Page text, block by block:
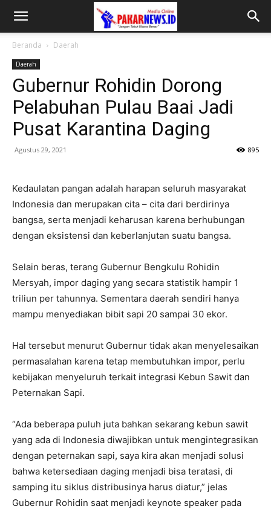
Beranda Daerah
Daerah
Gubernur Rohidin Dorong
Pelabuhan Pulau Baai Jadi
Pusat Karantina Daging
Agustus 29, 2021 895
Kedaulatan pangan adalah harapan seluruh masyarakat
Indonesia dan merupakan cita – cita dari berdirinya
bangsa, serta menjadi keharusan karena berhubungan
dengan eksistensi dan keberlanjutan suatu bangsa.
Selain beras, terang Gubernur Bengkulu Rohidin
Mersyah, impor daging yang secara statistik hampir 1
triliun per tahunnya. Sementara daerah sendiri hanya
mampu menyediakan bibit sapi 20 sampai 30 ekor.
Hal tersebut menurut Gubernur tidak akan menyelesaikan
permasalahan karena tetap membutuhkan impor, perlu
kebijakan menyeluruh terkait integrasi Kebun Sawit dan
Peternakan Sapi.
“Ada beberapa puluh juta bahkan sekarang kebun sawit
yang ada di Indonesia diwajibkan untuk mengintegrasikan
dengan peternakan sapi, saya kira akan menjadi solusi
bahwa ketersediaan daging menjadi bisa teratasi, di
samping itu siklus distribusinya harus diatur,” jelas
Gubernur Rohidin saat menjadi keynote speaker pada